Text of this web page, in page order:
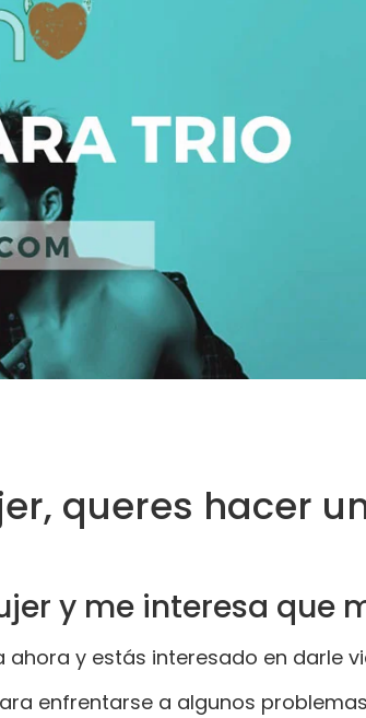
queres hacer
y me interesa que
y estás interesado en darle
enfrentarse a algunos